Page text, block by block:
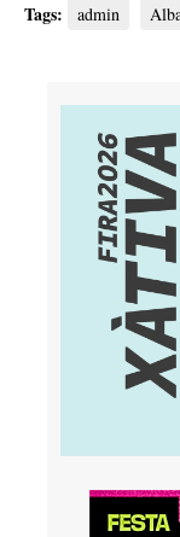
Tags: admin